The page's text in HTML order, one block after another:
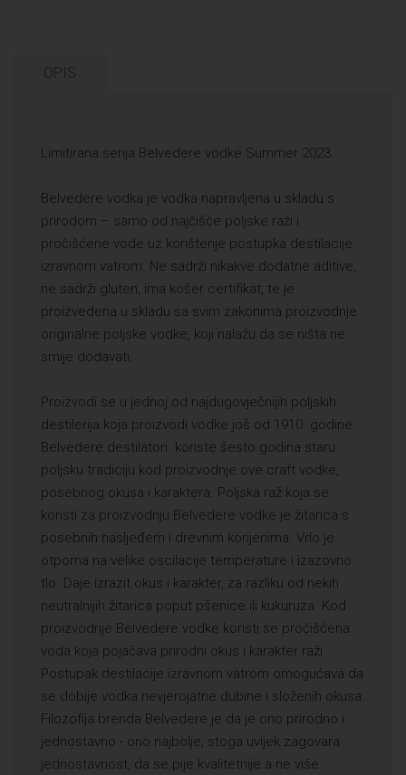
OPIS
Limitirana serija Belvedere vodke Summer 2023.
Belvedere vodka je vodka napravljena u skladu s
prirodom – samo od najčišće poljske raži i
pročišćene vode uz korištenje postupka destilacije
izravnom vatrom. Ne sadrži nikakve dodatne aditive,
ne sadrži gluten, ima košer certifikat, te je
proizvedena u skladu sa svim zakonima proizvodnje
originalne poljske vodke, koji nalažu da se ništa ne
smije dodavati.
Proizvodi se u jednoj od najdugovječnijih poljskih
destilerija koja proizvodi vodke još od 1910. godine.
Belvedere destilatori koriste šesto godina staru
poljsku tradiciju kod proizvodnje ove craft vodke,
posebnog okusa i karaktera. Poljska raž koja se
koristi za proizvodnju Belvedere vodke je žitarica s
posebnih nasljeđem i drevnim korijenima. Vrlo je
otporna na velike oscilacije temperature i izazovno
tlo. Daje izrazit okus i karakter, za razliku od nekih
neutralnijih žitarica poput pšenice ili kukuruza. Kod
proizvodnje Belvedere vodke koristi se pročišćena
voda koja pojačava prirodni okus i karakter raži.
Postupak destilacije izravnom vatrom omogućava da
se dobije vodka nevjerojatne dubine i složenih okusa.
Filozofija brenda Belvedere je da je ono prirodno i
jednostavno - ono najbolje, stoga uvijek zagovara
jednostavnost, da se pije kvalitetnije a ne više.